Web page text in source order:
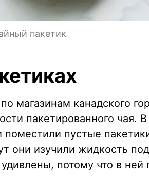
пакетик
магазинам канадского
пакетированного чая.
поместили пустые
они изучили жидкость
потому что в ней